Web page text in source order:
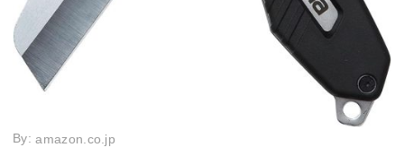
By:amazon.co.jp